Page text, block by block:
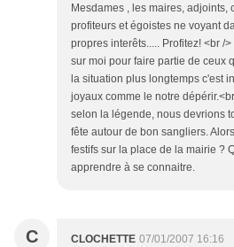
Mesdames , les maires, adjoints,
profiteurs et égoistes ne voyant
propres interêts..... Profitez! <br /
sur moi pour faire partie de ceux
la situation plus longtemps c'est
joyaux comme le notre
selon la légende, nous devrions
fête autour de bon sangliers.
festifs sur la place de la mairie ?
apprendre à se connaitre.
C CLOCHETTE 07/01/2007 16:16